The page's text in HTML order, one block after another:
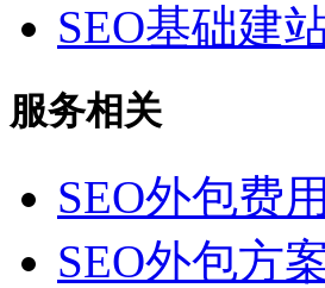
SEO基础建
服务相关
SEO外包费用
SEO外包方